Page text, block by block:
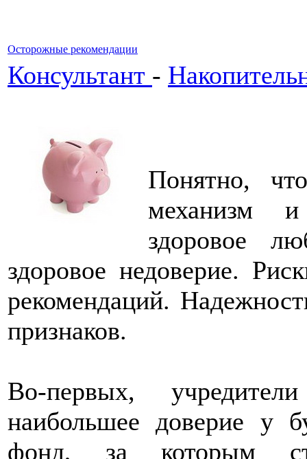
Осторожные рекомендации
Консультант -
Понятно,
механизм
здоровое
здоровое недоверие.
рекомендаций.
признаков.
Во-первых,
наибольшее доверие у
фонд, за которым